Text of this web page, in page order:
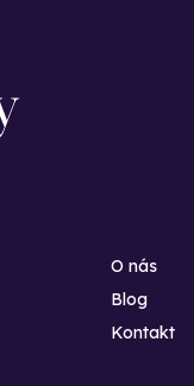
O nás
Blog
Kontakt